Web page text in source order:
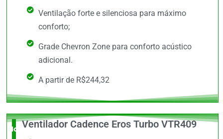
Ventilação forte e silenciosa para máximo
conforto;
Grade Chevron Zone para conforto acústico
adicional.
A partir de R$244,32
Novidade
Ventilador Cadence Eros Turbo VTR409